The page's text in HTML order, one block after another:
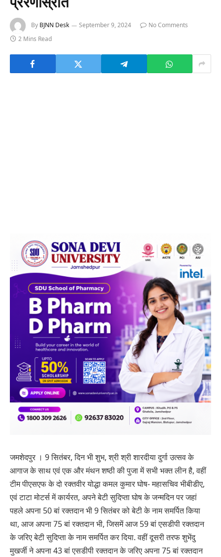
By BJNN Desk September 9, 2024
No Comments
2 Mins Read
जमशेदपुर । 9 सितंबर, दिन भी शुभ, श्री श्री शारदीया दुर्गा उत्सव के
आगाज के साथ एवं एक और मंथन शष्ठी की पुजा में सभी भक्त लीन है, वहीं
टीम पीएसएफ के दो रक्तवीर योद्धा कमल कुमार घोष- महासचिव भीबीडीए,
एवं टाटा मोटर्स में कार्यरत, अपने बेटी सुदिप्ता घोष के जन्मदिन पर जहां
पहले अपना 50 बां रक्तदान भी 9 सितंबर को बेटी के नाम समर्पित किया
था, आज अपना 75 बां रक्तदान भी, जिसमें आज 59 बां एसडीपी रक्तदान
के जरिए बेटी सुदिप्ता के नाम समर्पित कर दिया. वहीं दूसरी तरफ शुभेंदु
मुखर्जी ने अपना 43 बां एसडीपी रक्तदान के जरिए अपना 75 बां रक्तदान